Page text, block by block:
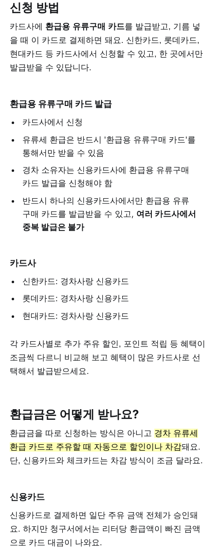
신청 방법
카드사에 환급용 유류구매 카드를 발급받고, 기름 넣
을 때 이 카드로 결제하면 돼요. 신한카드, 롯데카드,
현대카드 등 카드사에서 신청할 수 있고, 한 곳에서만
발급받을 수 있답니다.
환급용 유류구매 카드 발급
카드사에서 신청
유류세 환급은 반드시 '환급용 유류구매 카드'를
통해서만 받을 수 있음
경차 소유자는 신용카드사에 환급용 유류구매
카드 발급을 신청해야 함
반드시 하나의 신용카드사에서만 환급용 유류
구매 카드를 발급받을 수 있고, 여러 카드사에서
중복 발급은 불가
카드사
신한카드: 경차사랑 신용카드
롯데카드: 경차사랑 신용카드
현대카드: 경차사랑 신용카드
각 카드사별로 추가 주유 할인, 포인트 적립 등 혜택이
조금씩 다르니 비교해 보고 혜택이 많은 카드사로 선
택해서 발급받으세요.
환급금은 어떻게 받나요?
환급금을 따로 신청하는 방식은 아니고 경차 유류세
환급 카드로 주유할 때 자동으로 할인이나 차감돼요.
단, 신용카드와 체크카드는 차감 방식이 조금 달라요.
신용카드
신용카드로 결제하면 일단 주유 금액 전체가 승인돼
요. 하지만 청구서에서는 리터당 환급액이 빠진 금액
으로 카드 대금이 나와요.